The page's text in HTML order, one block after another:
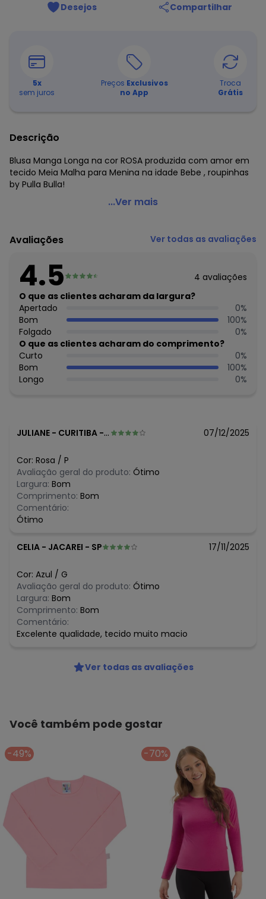
Desejos Compartilhar
5x
sem juros
Preços Exclusivos
no App
Troca
Grátis
Descrição
Blusa Manga Longa na cor ROSA produzida com amor em
tecido Meia Malha para Menina na idade Bebe , roupinhas
by Pulla Bulla!
Pulla Bulla - Blusa Manga Longa Menina Rosa
Modelagem: Ampla
Comprimento da manga: Longa
Cinto: Não acompanha
Fornecedor: CONFECCOES JO JO LTDA / CNPJ
83.938.985/0001-28
Feito: Brasil
Cuidados para conservação do produto: Melhores
cuidados para conservação da roupinha: Lavar na
máquina, no ciclo delicado, com água fria ou morna - Não
usar alvejante - Não lavar a seco - Não colocar na
secadora - Secar na vertical.
Tecido: Meia malha
O preço apresentado abaixo é o menor oferecido em
agosto/2026
julho/2026
junho/2026
maio/2026
abril/2026
março/2026
...Ver mais
Avaliações Ver todas as avaliações
4.5 4 avaliações
O que as clientes acharam da largura?
Apertado
0%
Bom
100%
Folgado
0%
O que as clientes acharam do comprimento?
Curto
0%
Bom
100%
Longo
0%
JULIANE - CURITIBA - PR 07/12/2025
Cor: Rosa / P
Avaliação geral do produto: Ótimo
Largura: Bom
Comprimento: Bom
Comentário:
Ótimo
CELIA - JACAREI - SP 17/11/2025
Cor: Azul / G
Avaliação geral do produto: Ótimo
Largura: Bom
Comprimento: Bom
Comentário:
Excelente qualidade, tecido muito macio
Ver todas as avaliações
Você também pode gostar
-49% -70%